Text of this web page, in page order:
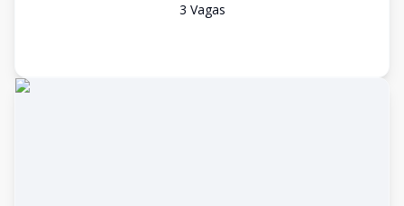
3 Vagas